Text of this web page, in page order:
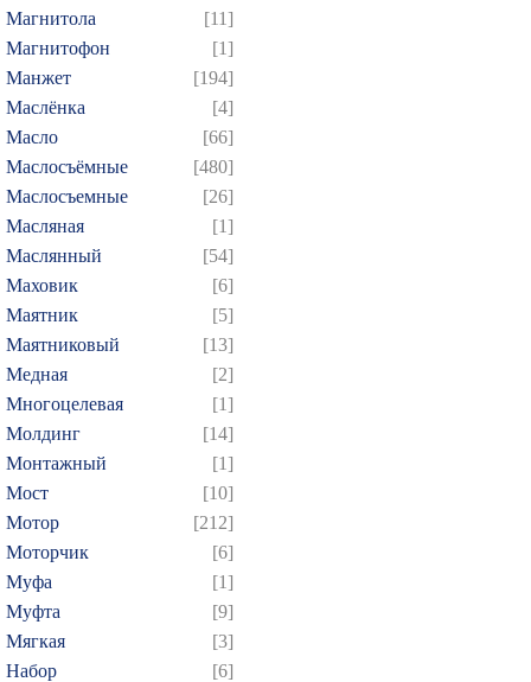
Магнитола
[11]
Магнитофон
[1]
Манжет
[194]
Маслёнка
[4]
Масло
[66]
Маслосъёмные
[480]
Маслосъемные
[26]
Масляная
[1]
Маслянный
[54]
Маховик
[6]
Маятник
[5]
Маятниковый
[13]
Медная
[2]
Многоцелевая
[1]
Молдинг
[14]
Монтажный
[1]
Мост
[10]
Мотор
[212]
Моторчик
[6]
Муфа
[1]
Муфта
[9]
Мягкая
[3]
Набор
[6]